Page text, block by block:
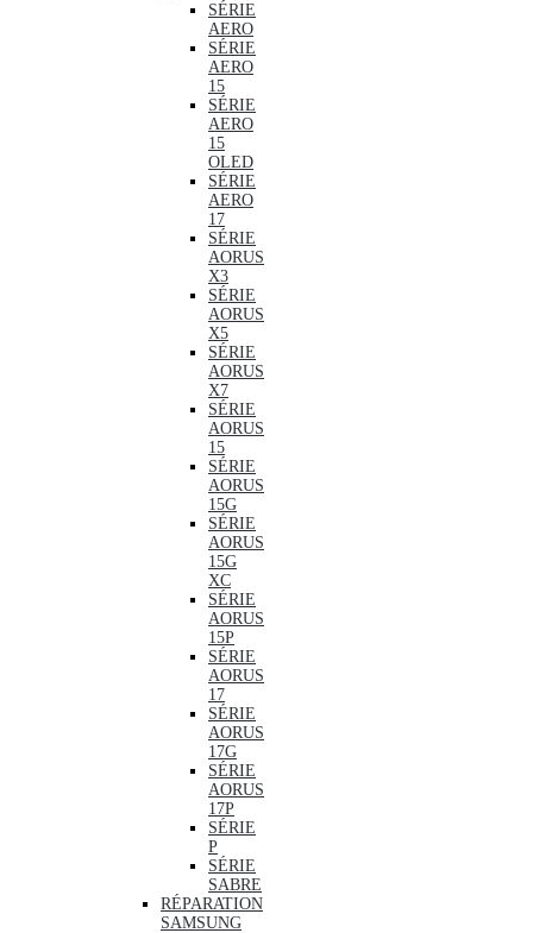
SÉRIE
AERO
SÉRIE
AERO
15
SÉRIE
AERO
15
OLED
SÉRIE
AERO
17
SÉRIE
AORUS
X3
SÉRIE
AORUS
X5
SÉRIE
AORUS
X7
SÉRIE
AORUS
15
SÉRIE
AORUS
15G
SÉRIE
AORUS
15G
XC
SÉRIE
AORUS
15P
SÉRIE
AORUS
17
SÉRIE
AORUS
17G
SÉRIE
AORUS
17P
SÉRIE
P
SÉRIE
SABRE
RÉPARATION
SAMSUNG